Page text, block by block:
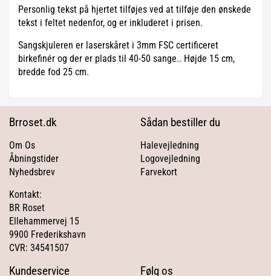
Personlig tekst på hjertet tilføjes ved at tilføje den ønskede
tekst i feltet nedenfor, og er inkluderet i prisen.
Sangskjuleren er laserskåret i 3mm FSC certificeret
birkefinér og der er plads til 40-50 sange.. Højde 15 cm,
bredde fod 25 cm.
Brroset.dk
Om Os
Åbningstider
Nyhedsbrev
Kontakt:
BR Roset
Ellehammervej 15
9900 Frederikshavn
CVR: 34541507
Sådan bestiller du
Halevejledning
Logovejledning
Farvekort
Kundeservice Følg os